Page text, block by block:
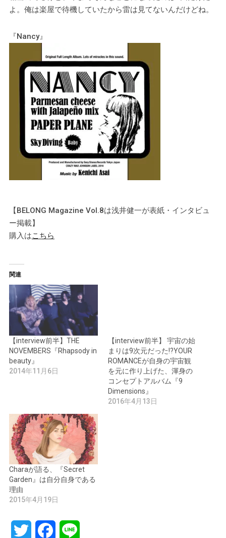
よ。俺は楽屋で待機していたから雷は見てないんだけどね。
『Nancy』
【BELONG Magazine Vol.8は浅井健一が表紙・インタビュ
ー掲載】
購入はこちら
関連
【interview前半】THE
NOVEMBERS『Rhapsody in
beauty』
2014年11月6日
【interview前半】 宇宙の始
まりは9次元だった!?YOUR
ROMANCEが自身の宇宙観
を元に作り上げた、渾身の
コンセプトアルバム『9
Dimensions』
2016年4月13日
Charaが語る、『Secret
Garden』は自分自身である
理由
2015年4月19日
Twitter Facebook